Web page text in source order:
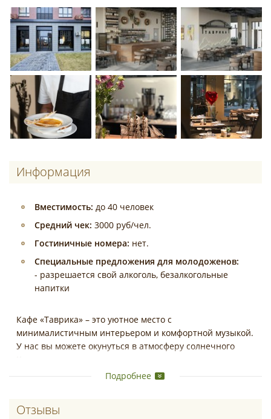
Информация
Вместимость: до 40 человек
Средний чек: 3000 руб/чел.
Гостиничные номера: нет.
Специальные предложения для молодоженов:
- разрешается свой алкоголь, безалкогольные
напитки
Кафе «Таврика» – это уютное место с
минималистичным интерьером и комфортной музыкой.
У нас вы можете окунуться в атмосферу солнечного
250000 руб.
Подробнее
Отзывы о Таврика local cafe